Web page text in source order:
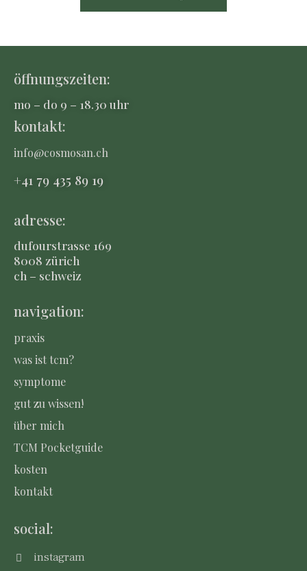
öffnungszeiten:
mo – do 9 – 18.30 uhr
kontakt:
info@cosmosan.ch
+41 79 435 89 19
adresse:
dufourstrasse 169
8008 zürich
ch – schweiz
navigation:
praxis
was ist tcm?
symptome
gut zu wissen!
über mich
TCM Pocketguide
kosten
kontakt
social:
instagram